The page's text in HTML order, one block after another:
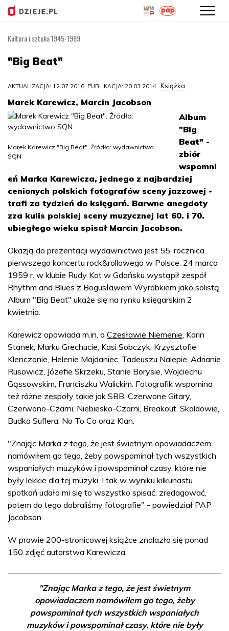
Kultura i sztuka 1945-1989
"Big Beat"
AKTUALIZACJA: 12.07.2016, PUBLIKACJA: 20.03.2014 Książka
Marek Karewicz, Marcin Jacobson
Marek Karewicz "Big Beat". Źródło: wydawnictwo
SQN
Album
"Big
Beat" -
zbiór
wspomni
eń Marka Karewicza, jednego z najbardziej
cenionych polskich fotografów sceny jazzowej -
trafi za tydzień do księgarń. Barwne anegdoty
zza kulis polskiej sceny muzycznej lat 60. i 70.
ubiegłego wieku spisał Marcin Jacobson.
Okazją do prezentacji wydawnictwa jest 55. rocznica
pierwszego koncertu rock&rollowego w Polsce. 24 marca
1959 r. w klubie Rudy Kot w Gdańsku wystąpił zespół
Rhythm and Blues z Bogusławem Wyrobkiem jako solistą.
Album "Big Beat" ukaże się na rynku księgarskim 2
kwietnia.
Karewicz opowiada m.in. o Czesławie Niemenie, Karin
Stanek, Marku Grechucie, Kasi Sobczyk, Krzysztofie
Klenczonie, Helenie Majdaniec, Tadeuszu Nalepie, Adrianie
Rusowicz, Józefie Skrzeku, Stanie Borysie, Wojciechu
Gąssowskim, Franciszku Walickim. Fotografik wspomina
też różne zespoły takie jak SBB, Czerwone Gitary,
Czerwono-Czarni, Niebiesko-Czarni, Breakout, Skaldowie,
Budka Suflera, No To Co oraz Klan.
"Znając Marka z tego, że jest świetnym opowiadaczem
namówiłem go tego, żeby powspominał tych wszystkich
wspaniałych muzyków i powspominał czasy, które nie
były lekkie dla tej muzyki. I tak w wyniku kilkunastu
spotkań udało mi się to wszystko spisać, zredagować,
potem do tego dobraliśmy fotografie" - powiedział PAP
Jacobson.
W prawie 200-stronicowej książce znalazło się ponad
150 zdjęć autorstwa Karewicza.
"Znając Marka z tego, że jest świetnym
opowiadaczem namówiłem go tego, żeby
powspominał tych wszystkich wspaniałych
muzyków i powspominał czasy, które nie były